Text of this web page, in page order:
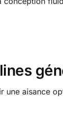
une aisance